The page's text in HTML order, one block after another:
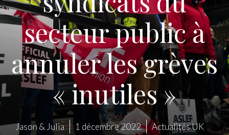
secteur public à
annuler les grèves
« inutiles »
Jason & Julia 1 décembre 2022 Actualités UK